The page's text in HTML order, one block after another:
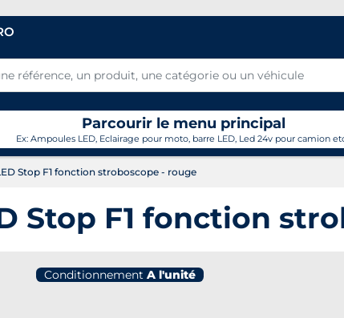
Parcourir le menu principal
Ex: Ampoules LED, Eclairage pour moto, barre LED, Led 24v pour camion
Stop F1 fonction stroboscope - rouge
Stop F1 fonction
Conditionnement A l'unité